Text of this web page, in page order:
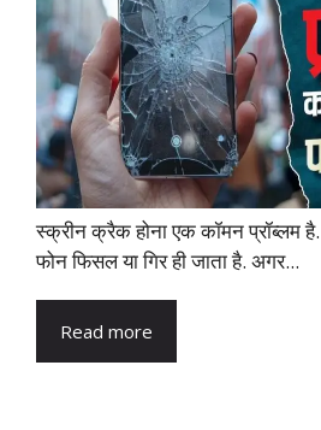
स्क्रीन क्रैक होना एक कॉमन प्रॉब्लम
फोन फिसल या गिर ही जाता है. अगर...
Read more